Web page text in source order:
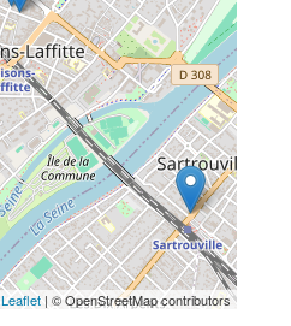
Leaflet | © OpenStreetMap contributors